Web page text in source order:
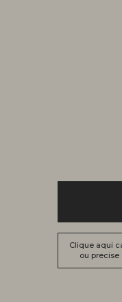
Clique aqui
ou